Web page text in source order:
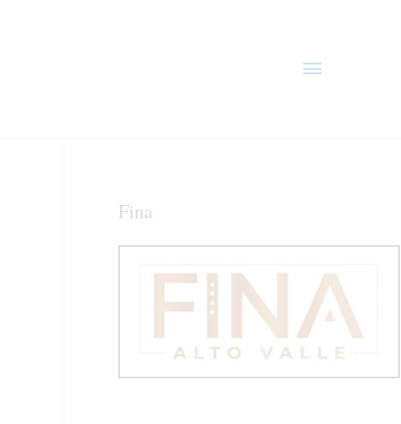
principal
Fina